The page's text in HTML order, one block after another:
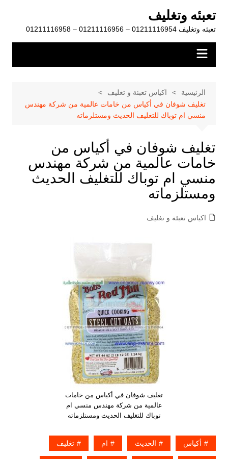
المحتوى
تعبئه وتغليف
تعبئه وتغليف 01211116954 – 01211116956 – 01211116958
الرئيسية
اكياس تعبئة و تغليف
تغليف شوفان في أكياس من خامات عالمية من شركة مهندس
منسي ام توباك للتغليف الحديث ومستلزماته
تغليف شوفان في أكياس من
خامات عالمية من شركة مهندس
منسي ام توباك للتغليف الحديث
ومستلزماته
اكياس تعبئة و تغليف
تغليف شوفان في أكياس من خامات
عالمية من شركة مهندس منسي ام
توباك للتغليف الحديث ومستلزماته
أكياس الحديث ام تغليف